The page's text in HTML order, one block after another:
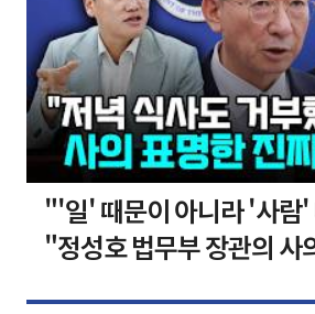
"'일' 때문이 아니라 '사람
"정성호 법무부 장관의 사